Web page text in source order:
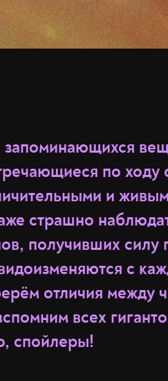
по
и
страшно
получивших
с
отличия между
всех
спойлеры!